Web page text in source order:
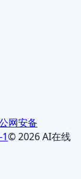
网安备
© 2026 AI在线